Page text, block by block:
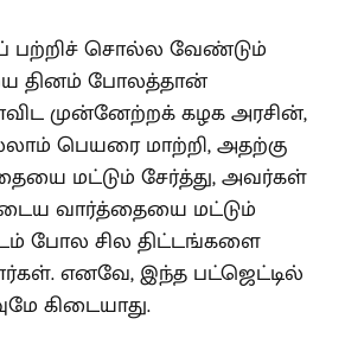
பற்றிச் சொல்ல வேண்டும்
தினம் போலத்தான்
முன்னேற்றக் கழக அரசின்,
பெயரை மாற்றி, அதற்கு
மட்டும் சேர்த்து, அவர்கள்
வார்த்தையை மட்டும்
போல சில திட்டங்களை
எனவே, இந்த பட்ஜெட்டில்
கிடையாது.